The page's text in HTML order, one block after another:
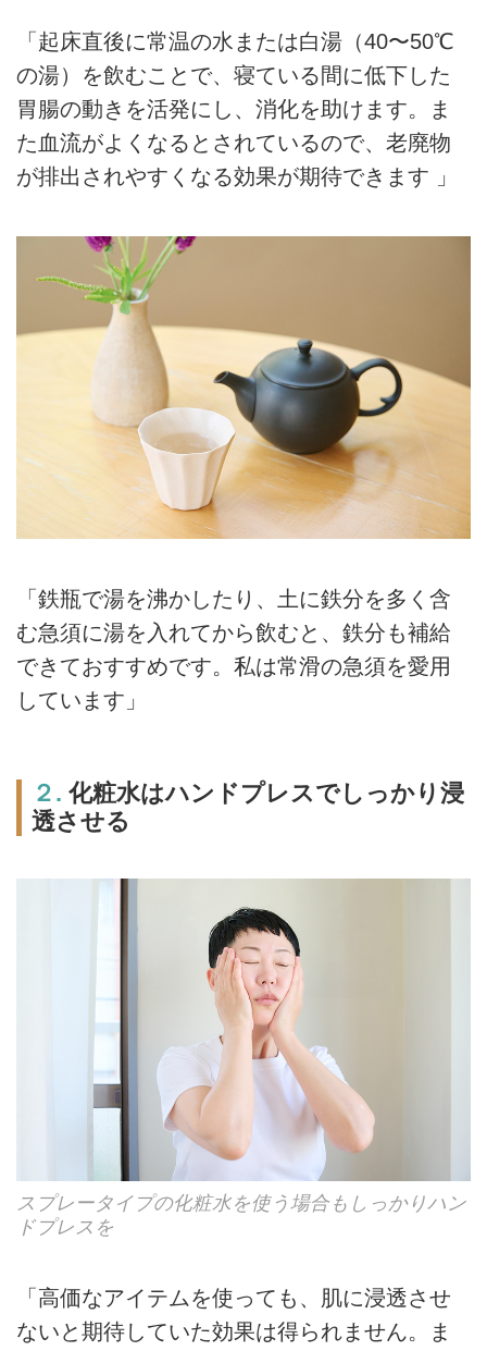
「起床直後に常温の水または白湯（40〜50℃
の湯）を飲むことで、寝ている間に低下した
胃腸の動きを活発にし、消化を助けます。ま
た血流がよくなるとされているので、老廃物
が排出されやすくなる効果が期待できます 」
「鉄瓶で湯を沸かしたり、土に鉄分を多く含
む急須に湯を入れてから飲むと、鉄分も補給
できておすすめです。私は常滑の急須を愛用
しています」
２. 化粧水はハンドプレスでしっかり浸
透させる
スプレータイプの化粧水を使う場合もしっかりハン
ドプレスを
「高価なアイテムを使っても、肌に浸透させ
ないと期待していた効果は得られません。ま